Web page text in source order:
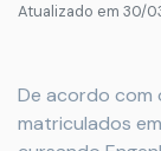
Atualizado em 30/
De acordo com
matriculados